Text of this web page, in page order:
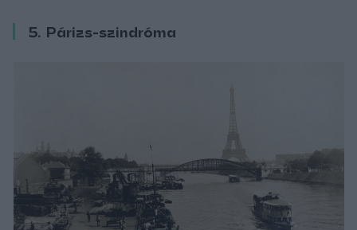
5. Párizs-szindróma